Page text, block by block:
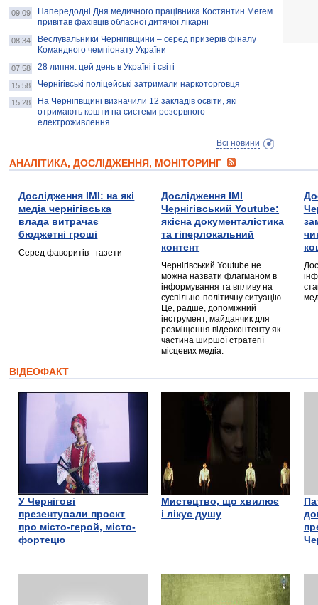
09:09
Напередодні Дня медичного працівника Костянтин Мегем
привітав фахівців обласної дитячої лікарні
08:34
Веслувальники Чернігівщини – серед призерів фіналу
Командного чемпіонату України
07:58 28 липня: цей день в Україні і світі
15:58 Чернігівські поліцейські затримали наркоторговця
15:28
На Чернігівщині визначили 12 закладів освіти, які
отримають кошти на системи резервного
електроживлення
Всі новини
АНАЛІТИКА, ДОСЛІДЖЕННЯ, МОНІТОРИНГ
Дослідження ІМІ: на які
медіа чернігівська
влада витрачає
бюджетні гроші
Серед фаворитів - газети
Дослідження ІМІ
Чернігівський Youtube:
якісна документалістика
та гіперлокальний
контент
Чернігівський Youtube не
можна назвати флагманом в
інформування та впливу на
суспільно-політичну ситуацію.
Це, радше, допоміжний
інструмент, майданчик для
розміщення відеоконтенту як
частина ширшої стратегії
місцевих медіа.
ВІДЕОФАКТ
У Чернігові
презентували проєкт
про місто-герой, місто-
фортецю
Мистецтво, що хвилює
і лікує душу